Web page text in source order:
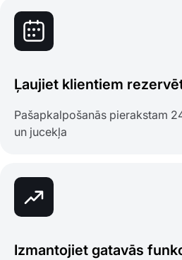
Ļaujiet klientiem
Pašapkalpošanās pierakstam
un jucekļa
Izmantojiet gatavās